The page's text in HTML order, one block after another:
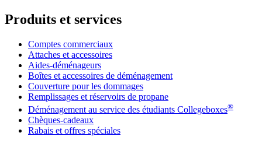
Produits et services
Comptes commerciaux
Attaches et accessoires
Aides-déménageurs
Boîtes et accessoires de déménagement
Couverture pour les dommages
Remplissages et réservoirs de propane
Déménagement au service des étudiants Collegeboxes®
Chèques-cadeaux
Rabais et offres spéciales